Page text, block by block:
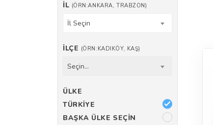
İL (ÖRN:ANKARA, TRABZON)
İl Seçin
İLÇE (ÖRN:KADIKÖY, KAŞ)
Seçin...
ÜLKE
TÜRKIYE
BAŞKA ÜLKE SEÇIN